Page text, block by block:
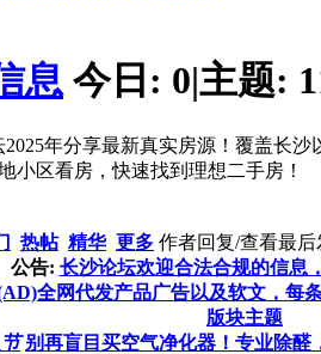
息 今日: 0|主题:
2025年分享最新真实房源！覆盖长
小区看房，快速找到理想二手房！
热帖 精华 更多 作者回复/查看最后
公告: 长沙论坛欢迎合法合规的信息
全网代发产品广告以及软文，每
版块主题
别再盲目买空气净化器！专业除醛